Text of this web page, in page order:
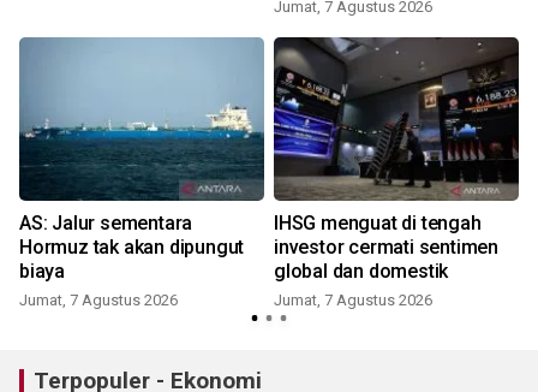
Jumat, 7 Agustus 2026
AS: Jalur sementara
Hormuz tak akan dipungut
biaya
Jumat, 7 Agustus 2026
IHSG menguat di tengah
investor cermati sentimen
global dan domestik
Jumat, 7 Agustus 2026
Terpopuler - Ekonomi